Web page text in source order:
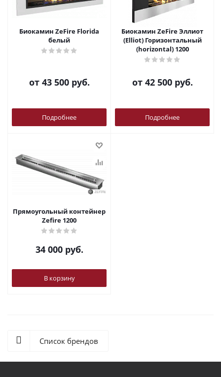
Биокамин ZeFire Florida
белый
от 43 500 руб.
Подробнее
Биокамин ZeFire Эллиот
(Elliot) Горизонтальный
(horizontal) 1200
от 42 500 руб.
Подробнее
Прямоугольный контейнер
Zefire 1200
34 000руб.
В корзину
Список брендов